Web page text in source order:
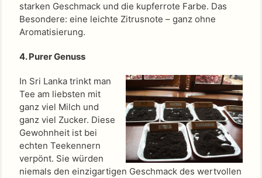
starken Geschmack und die kupferrote Farbe. Das
Besondere: eine leichte Zitrusnote – ganz ohne
Aromatisierung.
4. Purer Genuss
In Sri Lanka trinkt man
Tee am liebsten mit
ganz viel Milch und
ganz viel Zucker. Diese
Gewohnheit ist bei
echten Teekennern
verpönt. Sie würden
niemals den einzigartigen Geschmack des wertvollen